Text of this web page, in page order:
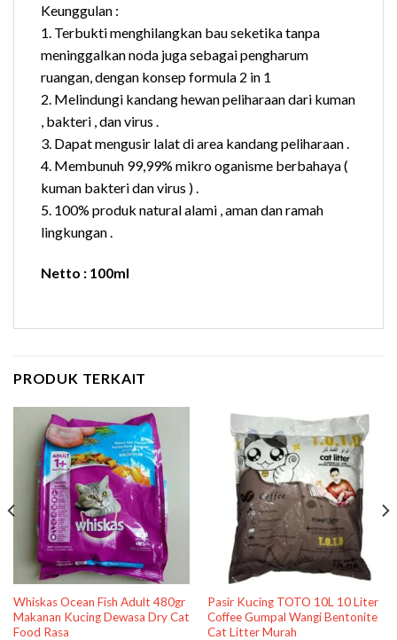
Keunggulan :
1. Terbukti menghilangkan bau seketika tanpa
meninggalkan noda juga sebagai pengharum
ruangan, dengan konsep formula 2 in 1
2. Melindungi kandang hewan peliharaan dari kuman
, bakteri , dan virus .
3. Dapat mengusir lalat di area kandang peliharaan .
4. Membunuh 99,99% mikro oganisme berbahaya (
kuman bakteri dan virus ) .
5. 100% produk natural alami , aman dan ramah
lingkungan .
Netto : 100ml
PRODUK TERKAIT
Whiskas Ocean Fish Adult 480gr
Makanan Kucing Dewasa Dry Cat
Food Rasa
Pasir Kucing TOTO 10L 10 Liter
Coffee Gumpal Wangi Bentonite
Cat Litter Murah